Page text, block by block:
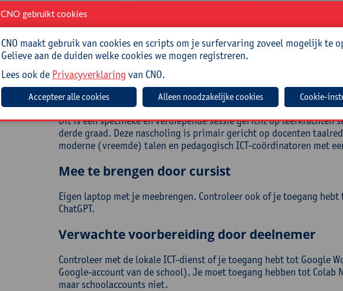
Je kan een NLP en lexicon
analyseren.
Transcriptie:Je kan een speech-to-tekst-model
Stemklonen:Je kan een TTS en STT model gebruiken
uitspraakopdracht (Engels, Duits …)
Doelgroep
Dit is een specifieke en verdiepende sessie gericht op leerkrachten
derde graad. Deze nascholing is primair gericht op docenten
moderne (vreemde) talen en pedagogisch ICT-coördinatoren met
Mee te brengen door cursist
Eigen laptop met je meebrengen. Controleer ook of je toegang
ChatGPT.
Verwachte voorbereiding door deelnemer
Controleer met de lokale ICT-dienst of je toegang hebt tot Google
Google-account van de school). Je moet toegang hebben tot
maar schoolaccounts niet.
CNO gebruikt cookies
CNO maakt gebruik van cookies en scripts om je surfervaring zoveel mogelijk te
Gelieve aan de duiden welke cookies we mogen registreren.
Lees ook de Privacyverklaring van CNO.
Cookie-